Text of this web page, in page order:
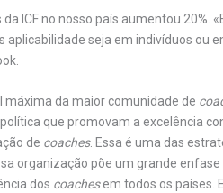
da ICF no nosso país aumentou 20%.
seja em indivíduos ou
máxima da maior comunidade de
que promovam a excelência
de coaches. Essa é uma das
organização põe um grande enfase
dos coachesem todos os países.